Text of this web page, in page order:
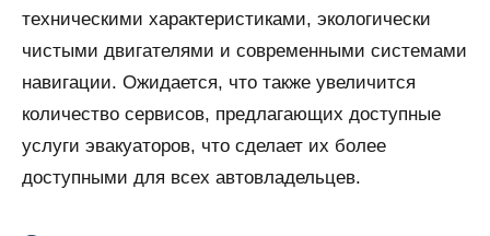
техническими характеристиками, экологически
чистыми двигателями и современными системами
навигации. Ожидается, что также увеличится
количество сервисов, предлагающих доступные
услуги эвакуаторов, что сделает их более
доступными для всех автовладельцев.